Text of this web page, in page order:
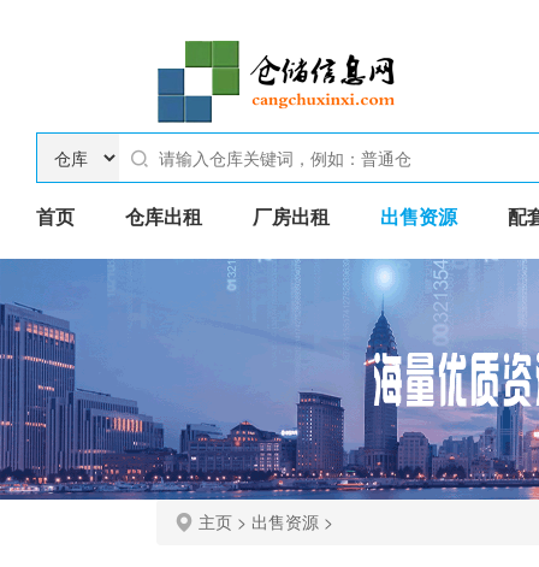
首页 仓库出租 厂房出租 出售资源 配
主页 > 出售资源 >